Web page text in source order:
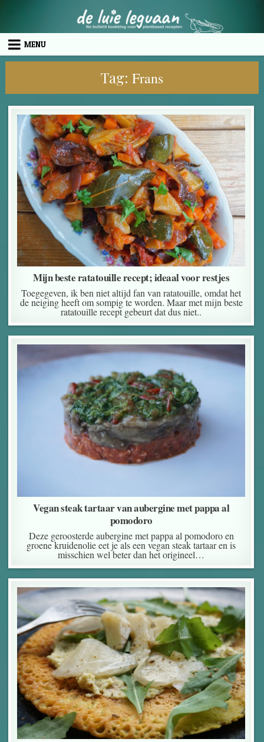
MENU
Tag: Frans
Mijn beste ratatouille recept; ideaal voor restjes
Toegegeven, ik ben niet altijd fan van ratatouille, omdat het
de neiging heeft om sompig te worden. Maar met mijn beste
ratatouille recept gebeurt dat dus niet..
Vegan steak tartaar van aubergine met pappa al
pomodoro
Deze geroosterde aubergine met pappa al pomodoro en
groene kruidenolie eet je als een vegan steak tartaar en is
misschien wel beter dan het origineel…